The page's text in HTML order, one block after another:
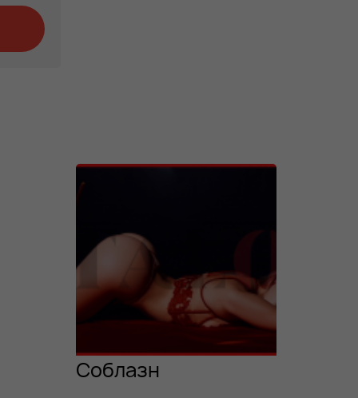
Соблазн